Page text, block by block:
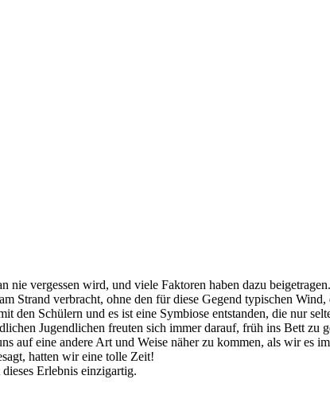
nie vergessen wird, und viele Faktoren haben dazu beigetragen.
Strand verbracht, ohne den für diese Gegend typischen
den Schülern und es ist eine Symbiose entstanden, die nur
Jugendlichen freuten sich immer darauf, früh ins Bett zu
auf eine andere Art und Weise näher zu kommen, als wir es
hatten wir eine tolle Zeit!
Erlebnis einzigartig.